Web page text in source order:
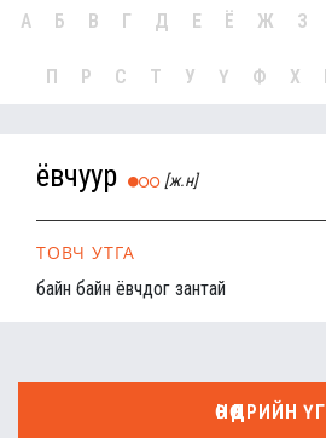
А Б В Г Д Е Ё Ж З
П Р С Т У Ү Ф Х
ёвчуур [ж.н]
ТОВЧ УТГА
байн байн ёвчдог зантай
ӨНӨӨДРИЙН ҮГ